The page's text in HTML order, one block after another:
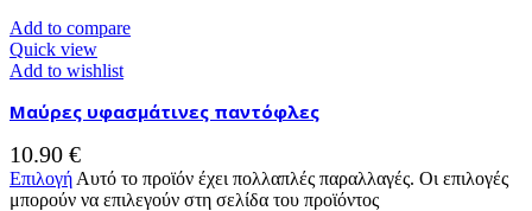
Add to compare
Quick view
Add to wishlist
Μαύρες υφασμάτινες παντόφλες
10.90 €
Επιλογή Αυτό το προϊόν έχει πολλαπλές παραλλαγές. Οι επιλογές
μπορούν να επιλεγούν στη σελίδα του προϊόντος